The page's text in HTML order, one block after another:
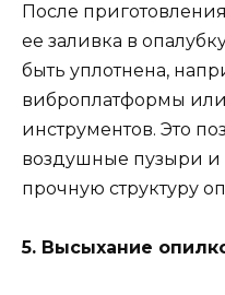
После
ее заливка в
быть уплотнена,
виброплатформы
инструментов. Это
воздушные пузыри и
прочную структуру
5. Высыхание